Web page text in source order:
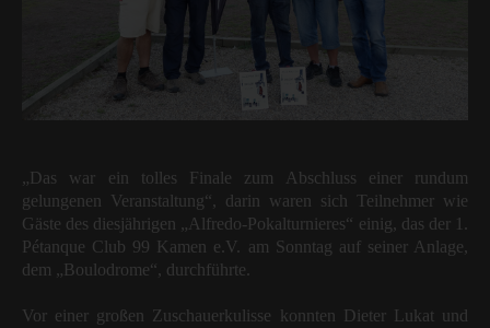
„Das war ein tolles Finale zum Abschluss einer rundum
gelungenen Veranstaltung“, darin waren sich Teilnehmer wie
Gäste des diesjährigen „Alfredo-Pokalturnieres“ einig, das der 1.
Pétanque Club 99 Kamen e.V. am Sonntag auf seiner Anlage,
dem „Boulodrome“, durchführte.
Vor einer großen Zuschauerkulisse konnten Dieter Lukat und